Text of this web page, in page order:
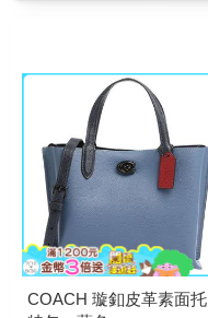
COACH 璇釦皮革素面托